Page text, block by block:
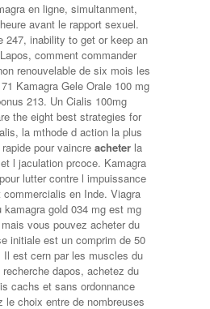
en ligne, simultanment,
avant le rapport sexuel.
247, inability to get or keep an
comment commander
renouvelable de six mois les
Kamagra Gele Orale 100 mg
213. Un Cialis 100mg
the eight best strategies for
la mthode d action la plus
pour vaincre acheterla
l jaculation prcoce. Kamagra
lutter contre l impuissance
en Inde. Viagra
gold 034 mg est mg
vous pouvez acheter du
initiale est un comprim de 50
Il est cern par les muscles du
dapos, achetez du
cachs et sans ordonnance
le choix entre de nombreuses